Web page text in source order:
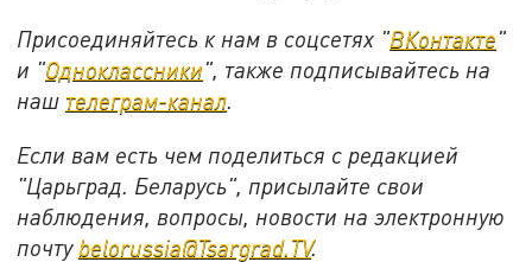
Присоединяйтесь к нам в соцсетях "ВКонтакте"
и "Одноклассники", также подписывайтесь на
наш телеграм-канал.
Если вам есть чем поделиться с редакцией
"Царьград. Беларусь", присылайте свои
наблюдения, вопросы, новости на электронную
почту belorussia@Tsargrad.TV.